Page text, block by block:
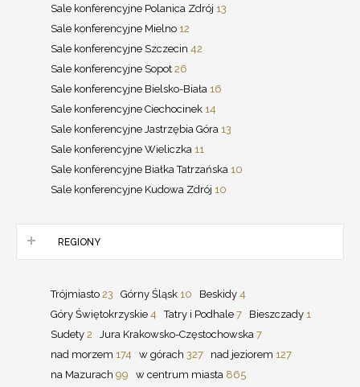
Sale konferencyjne Polanica Zdrój 13
Sale konferencyjne Mielno 12
Sale konferencyjne Szczecin 42
Sale konferencyjne Sopot 26
Sale konferencyjne Bielsko-Biała 16
Sale konferencyjne Ciechocinek 14
Sale konferencyjne Jastrzębia Góra 13
Sale konferencyjne Wieliczka 11
Sale konferencyjne Białka Tatrzańska 10
Sale konferencyjne Kudowa Zdrój 10
REGIONY
Trójmiasto 23 Górny Śląsk 10 Beskidy 4
Góry Świętokrzyskie 4 Tatry i Podhale 7 Bieszczady 1
Sudety 2 Jura Krakowsko-Częstochowska 7
nad morzem 174 w górach 327 nad jeziorem 127
na Mazurach 99 w centrum miasta 865